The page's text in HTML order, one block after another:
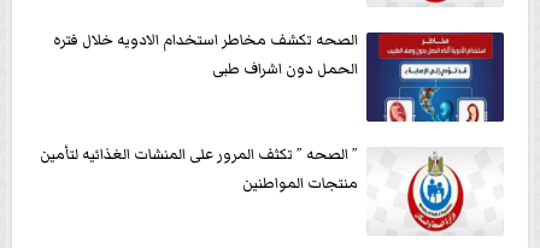
الصحه تكشف مخاطر استخدام الادويه خلال فتره
الحمل دون اشراف طبى
” الصحه ” تكثف المرور على المنشات الغذائيه لتأمين
منتجات المواطنين